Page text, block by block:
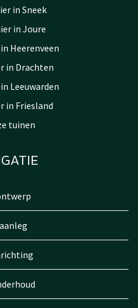
in Sneek
in Joure
Heerenveen
in Drachten
Leeuwarden
in Friesland
tuinen